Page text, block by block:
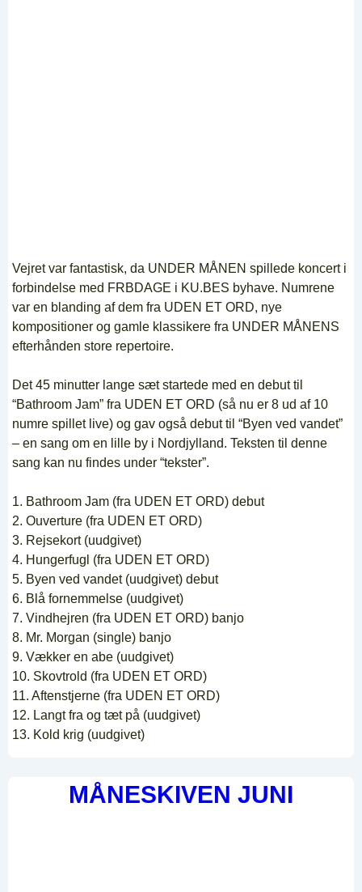
Vejret var fantastisk, da UNDER MÅNEN spillede koncert i
forbindelse med FRBDAGE i KU.BES byhave. Numrene
var en blanding af dem fra UDEN ET ORD, nye
kompositioner og gamle klassikere fra UNDER MÅNENS
efterhånden store repertoire.
Det 45 minutter lange sæt startede med en debut til
“Bathroom Jam” fra UDEN ET ORD (så nu er 8 ud af 10
numre spillet live) og gav også debut til “Byen ved vandet”
– en sang om en lille by i Nordjylland. Teksten til denne
sang kan nu findes under “tekster”.
1. Bathroom Jam (fra UDEN ET ORD) debut
2. Ouverture (fra UDEN ET ORD)
3. Rejsekort (uudgivet)
4. Hungerfugl (fra UDEN ET ORD)
5. Byen ved vandet (uudgivet) debut
6. Blå fornemmelse (uudgivet)
7. Vindhejren (fra UDEN ET ORD) banjo
8. Mr. Morgan (single) banjo
9. Vækker en abe (uudgivet)
10. Skovtrold (fra UDEN ET ORD)
11. Aftenstjerne (fra UDEN ET ORD)
12. Langt fra og tæt på (uudgivet)
13. Kold krig (uudgivet)
MÅNESKIVEN JUNI